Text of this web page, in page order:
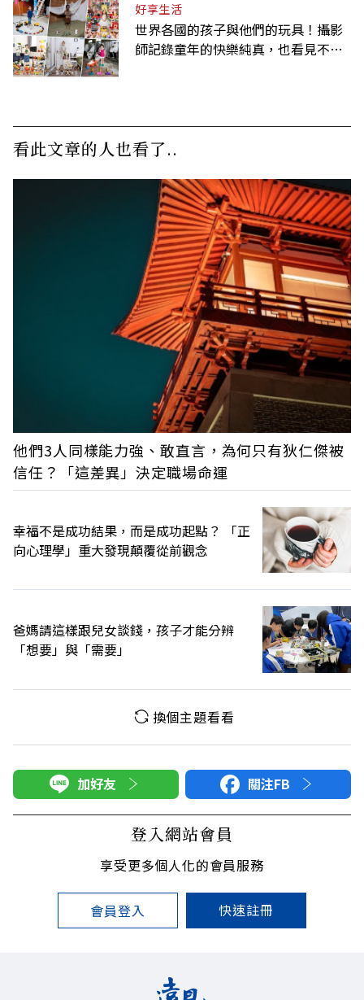
好享生活
世界各國的孩子與他們的玩具！攝影
師記錄童年的快樂純真，也看見不同
看此文章的人也看了..
他們3人同樣能力強、敢直言，為何只有狄仁傑被
信任？「這差異」決定職場命運
幸福不是成功結果，而是成功起點？ 「正
向心理學」重大發現顛覆從前觀念
爸媽請這樣跟兒女談錢，孩子才能分辨
「想要」與「需要」
換個主題看看
加好友 關注FB
登入網站會員
享受更多個人化的會員服務
會員登入 快速註冊